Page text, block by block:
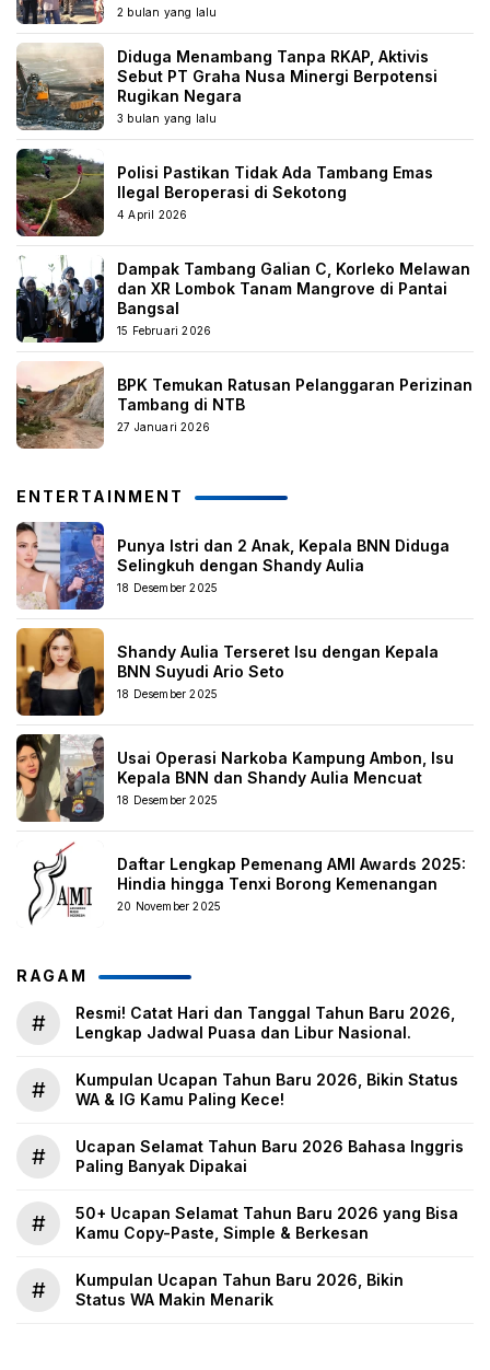
2 bulan yang lalu
Diduga Menambang Tanpa RKAP, Aktivis
Sebut PT Graha Nusa Minergi Berpotensi
Rugikan Negara
3 bulan yang lalu
Polisi Pastikan Tidak Ada Tambang Emas
Ilegal Beroperasi di Sekotong
4 April 2026
Dampak Tambang Galian C, Korleko Melawan
dan XR Lombok Tanam Mangrove di Pantai
Bangsal
15 Februari 2026
BPK Temukan Ratusan Pelanggaran Perizinan
Tambang di NTB
27 Januari 2026
ENTERTAINMENT
Punya Istri dan 2 Anak, Kepala BNN Diduga
Selingkuh dengan Shandy Aulia
18 Desember 2025
Shandy Aulia Terseret Isu dengan Kepala
BNN Suyudi Ario Seto
18 Desember 2025
Usai Operasi Narkoba Kampung Ambon, Isu
Kepala BNN dan Shandy Aulia Mencuat
18 Desember 2025
Daftar Lengkap Pemenang AMI Awards 2025:
Hindia hingga Tenxi Borong Kemenangan
20 November 2025
RAGAM
#
Resmi! Catat Hari dan Tanggal Tahun Baru 2026,
Lengkap Jadwal Puasa dan Libur Nasional.
#
Kumpulan Ucapan Tahun Baru 2026, Bikin Status
WA & IG Kamu Paling Kece!
#
Ucapan Selamat Tahun Baru 2026 Bahasa Inggris
Paling Banyak Dipakai
#
50+ Ucapan Selamat Tahun Baru 2026 yang Bisa
Kamu Copy-Paste, Simple & Berkesan
#
Kumpulan Ucapan Tahun Baru 2026, Bikin
Status WA Makin Menarik